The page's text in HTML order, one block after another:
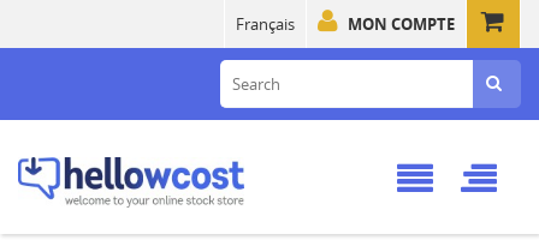
MON COMPTE
Français